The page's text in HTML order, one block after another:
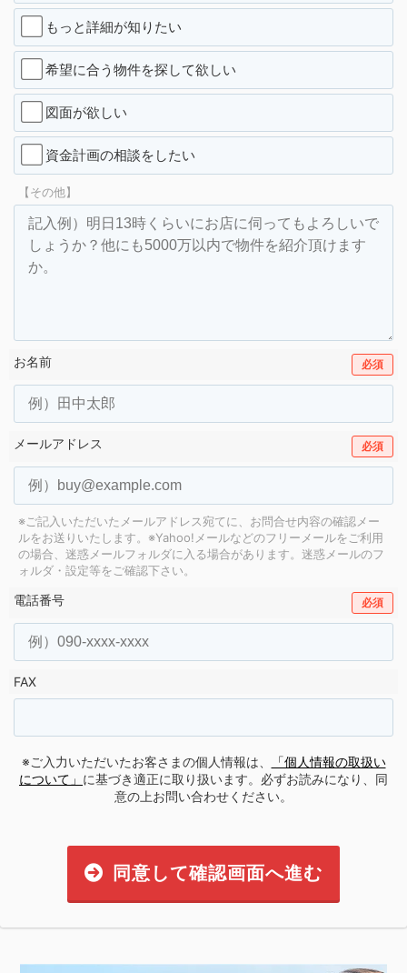
もっと詳細が知りたい
希望に合う物件を探して欲しい
図面が欲しい
資金計画の相談をしたい
【その他】
お名前 必須
メールアドレス 必須
※ご記入いただいたメールアドレス宛てに、お問合せ内容の確認メー
ルをお送りいたします。 ※Yahoo!メールなどのフリーメールをご利用
の場合、迷惑メールフォルダに入る場合があります。 迷惑メールのフ
ォルダ・設定等をご確認下さい。
電話番号 必須
FAX
※ご入力いただいたお客さまの個人情報は、
「個人情報の取扱い
について」 に基づき適正に取り扱います。必ずお読みになり、同
意の上お問い合わせください。
同意して確認画面へ進む